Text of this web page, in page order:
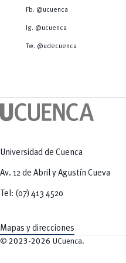
Tecnologías
Radio Universitaria
Sostenibilidad
Fb. @ucuenca
Ig. @ucuenca
Tw. @udecuenca
Universidad de Cuenca
Av. 12 de Abril y Agustín Cueva
Tel: (07) 413 4520
Mapas y direcciones
© 2023-2026 UCuenca.